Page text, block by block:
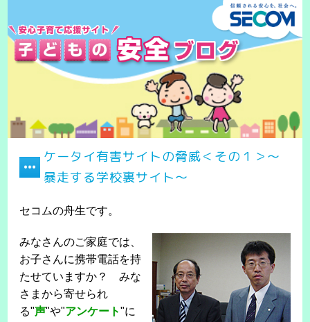
ケータイ有害サイトの脅威＜その１＞～
暴走する学校裏サイト～
セコムの舟生です。
みなさんのご家庭では、
お子さんに携帯電話を持
たせていますか？ みな
さまから寄せられ
る"声"や"アンケート"に